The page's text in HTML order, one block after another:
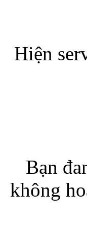
Hiện
Bạn
không